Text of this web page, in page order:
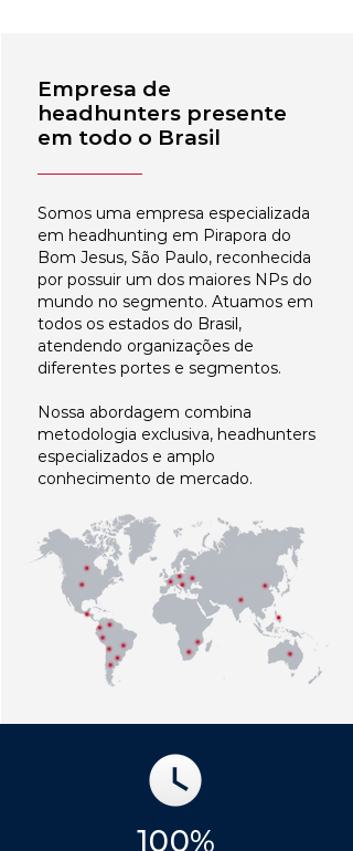
Empresa de
headhunters presente
em todo o Brasil
Somos uma empresa especializada
em headhunting em Pirapora do
Bom Jesus, São Paulo, reconhecida
por possuir um dos maiores NPs do
mundo no segmento. Atuamos em
todos os estados do Brasil,
atendendo organizações de
diferentes portes e segmentos.
Nossa abordagem combina
metodologia exclusiva, headhunters
especializados e amplo
conhecimento de mercado.
100%